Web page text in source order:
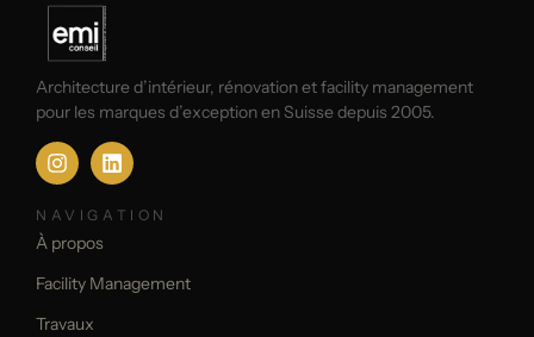
Architecture d’intérieur, rénovation et facility management
pour les marques d’exception en Suisse depuis 2005.
NAVIGATION
À propos
Facility Management
Travaux